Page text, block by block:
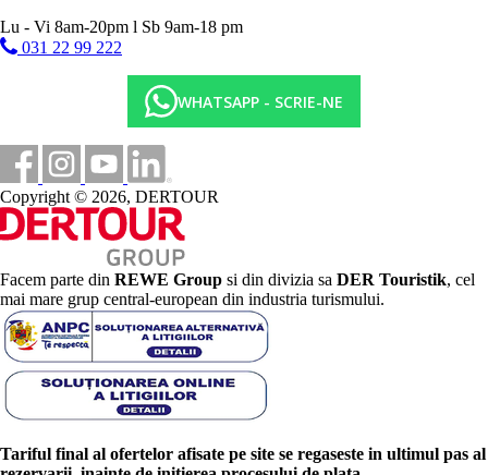
Lu - Vi 8am-20pm l Sb 9am-18 pm
031 22 99 222
WHATSAPP - SCRIE-NE
Copyright © 2026, DERTOUR
Facem parte din REWE Group si din divizia sa DER Touristik, cel
mai mare grup central-european din industria turismului.
Tariful final al ofertelor afisate pe site se regaseste in ultimul pas al